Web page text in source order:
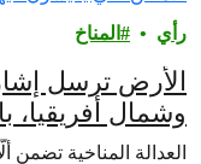
رأي‎ المناخ
الأرض ترسل
وشمال أفريقيا،
بصفارات إنذار
العدالة المناخية تضمن